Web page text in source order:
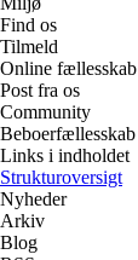
Find os
Tilmeld
Online fællesskab
Post fra os
Community
Beboerfællesskab
Links i indholdet
Strukturoversigt
Nyheder
Arkiv
Blog